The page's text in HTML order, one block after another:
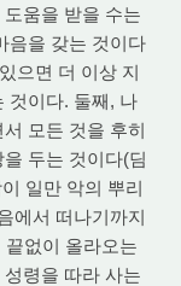
움을 받을 수는
음을 갖는 것이다
으면 더 이상 지
것이다. 둘째, 나
모든 것을 후히
두는 것이다(딤
일만 악의 뿌리
에서 떠나기까지
없이 올라오는
령을 따라 사는